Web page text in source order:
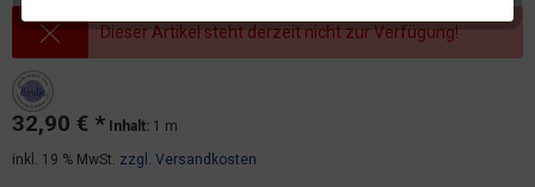
Dieser Artikel steht derzeit nicht zur Verfügung!
32,90 € * Inhalt: 1 m
inkl. 19 % MwSt. zzgl. Versandkosten